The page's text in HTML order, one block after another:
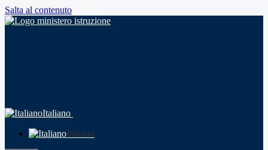
Salta al contenuto
Italiano
Italiano